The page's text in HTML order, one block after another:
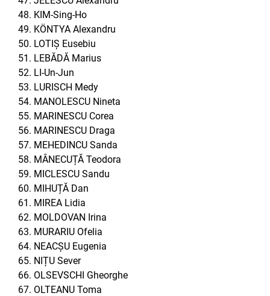
KIM-Sing-Ho
KÖNTYA Alexandru
LOTIȘ Eusebiu
LEBĂDĂ Marius
LI-Un-Jun
LURISCH Medy
MANOLESCU Nineta
MARINESCU Corea
MARINESCU Draga
MEHEDINCU Sanda
MÂNECUȚĂ Teodora
MICLESCU Sandu
MIHUȚĂ Dan
MIREA Lidia
MOLDOVAN Irina
MURARIU Ofelia
NEACȘU Eugenia
NIȚU Sever
OLSEVSCHI Gheorghe
OLTEANU Toma